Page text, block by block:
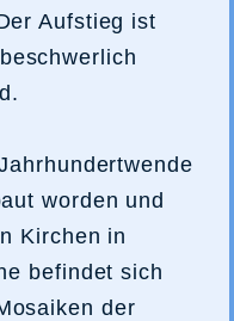
Aufstieg ist
worden und
Kirchen in
befindet sich
der